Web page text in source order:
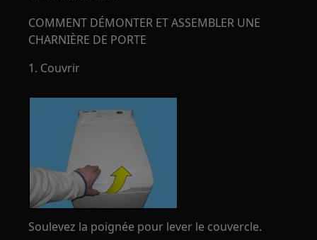
COMMENT DÉMONTER ET ASSEMBLER UNE
CHARNIÈRE DE PORTE
1. Couvrir
Soulevez la poignée pour lever le couvercle.